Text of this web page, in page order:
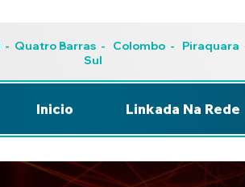
- Quatro Barras- Colombo- Piraquara
Sul
Inicio Linkada Na Rede